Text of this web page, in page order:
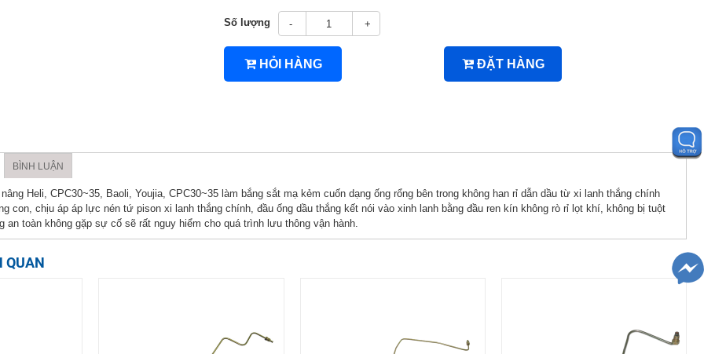
4TNV98
Số lượng - +
HỎI HÀNG ĐẶT HÀNG
BÌNH LUẬN
Heli, CPC30~35, Baoli, Youjia, CPC30~35 làm bắng sắt mạ kẻm cuốn dạng ống rổng bên trong không han rỉ dẫn dầu từ xi lanh thắng chính
con, chịu áp áp lực nén tứ pison xi lanh thắng chính, đầu ống dầu thắng kết nói vào xinh lanh bằng đầu ren kín không rò rỉ lọt khí, không bị tuột
an toàn không gặp sự cố sẽ rất nguy hiểm cho quá trình lưu thông vận hành.
QUAN